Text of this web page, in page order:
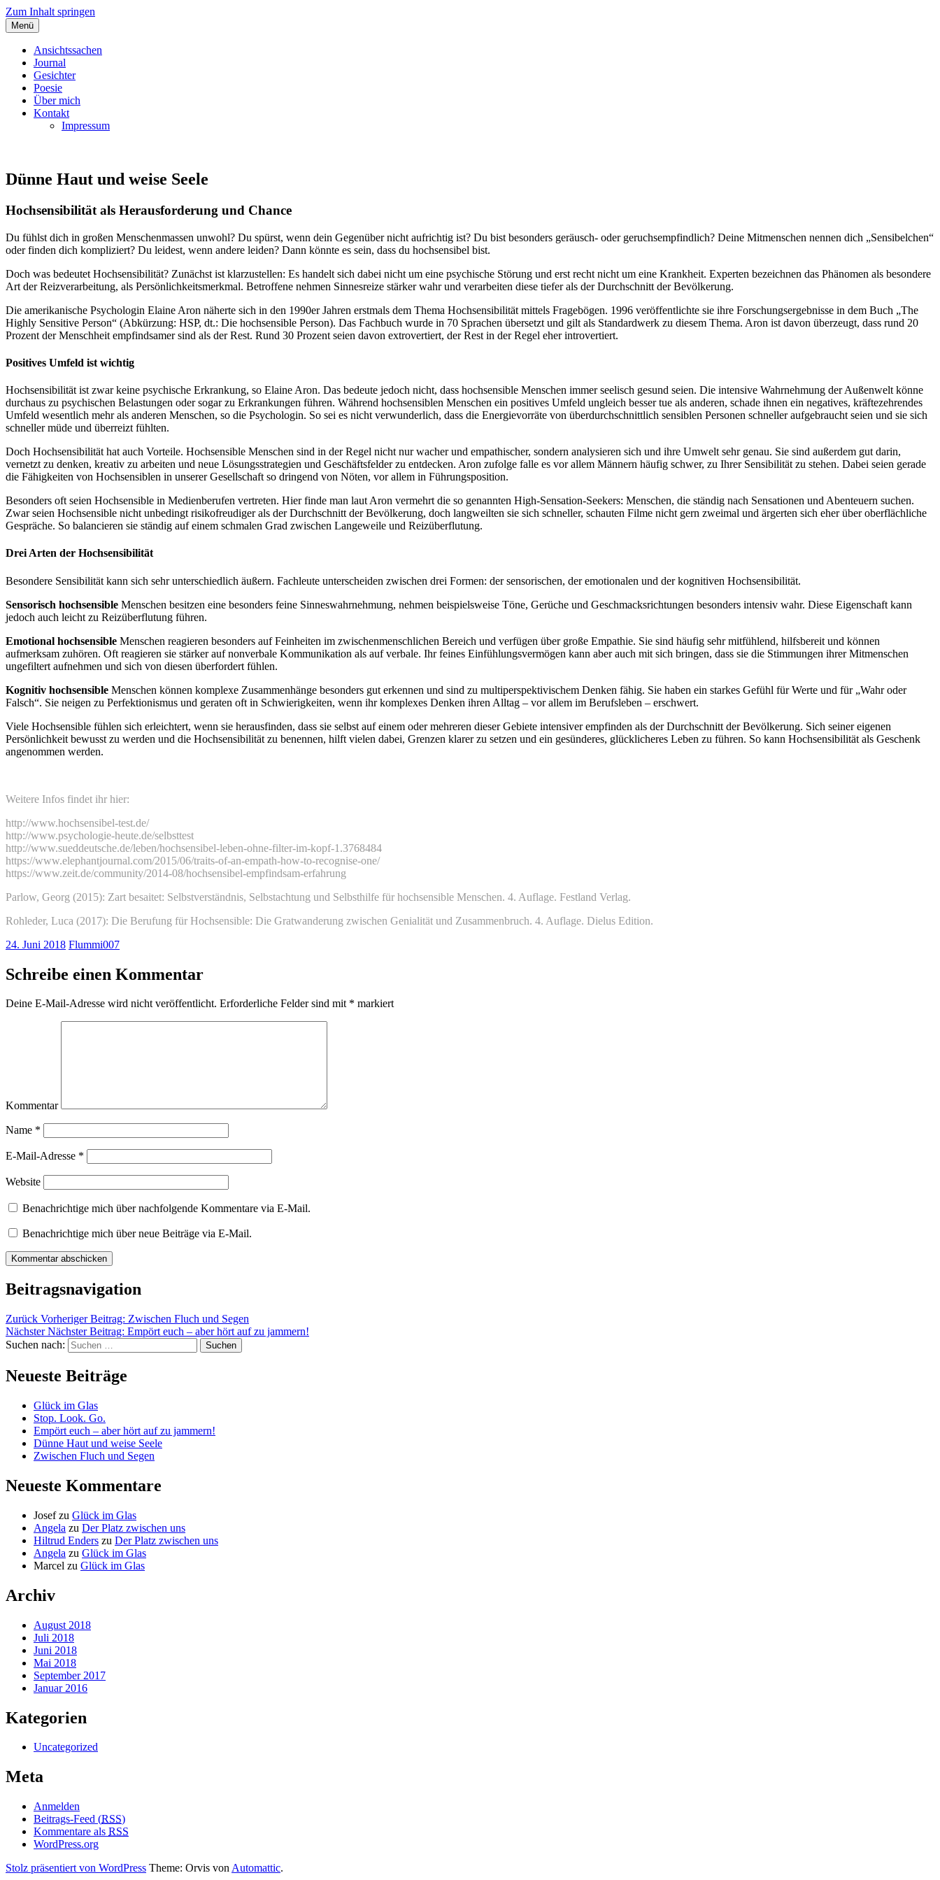
Zum Inhalt springen
Angelas Ansichtssachen
Menü
Ansichtssachen
Journal
Gesichter
Poesie
Über mich
Kontakt
Impressum
Dünne Haut und weise Seele
Hochsensibilität als Herausforderung und Chance
Du fühlst dich in großen Menschenmassen unwohl? Du spürst, wenn dein Gegenüber nicht aufrichtig ist? Du bist besonders geräusch- oder geruchsempfindlich? Deine Mitmenschen nennen dich „Sensibelchen“
oder finden dich kompliziert? Du leidest, wenn andere leiden? Dann könnte es sein, dass du hochsensibel bist.
Doch was bedeutet Hochsensibilität? Zunächst ist klarzustellen: Es handelt sich dabei nicht um eine psychische Störung und erst recht nicht um eine Krankheit. Experten bezeichnen das Phänomen als besondere
Art der Reizverarbeitung, als Persönlichkeitsmerkmal. Betroffene nehmen Sinnesreize stärker wahr und verarbeiten diese tiefer als der Durchschnitt der Bevölkerung.
Die amerikanische Psychologin Elaine Aron näherte sich in den 1990er Jahren erstmals dem Thema Hochsensibilität mittels Fragebögen. 1996 veröffentlichte sie ihre Forschungsergebnisse in dem Buch „The
Highly Sensitive Person“ (Abkürzung: HSP, dt.: Die hochsensible Person). Das Fachbuch wurde in 70 Sprachen übersetzt und gilt als Standardwerk zu diesem Thema. Aron ist davon überzeugt, dass rund 20
Prozent der Menschheit empfindsamer sind als der Rest. Rund 30 Prozent seien davon extrovertiert, der Rest in der Regel eher introvertiert.
Positives Umfeld ist wichtig
Hochsensibilität ist zwar keine psychische Erkrankung, so Elaine Aron. Das bedeute jedoch nicht, dass hochsensible Menschen immer seelisch gesund seien. Die intensive Wahrnehmung der Außenwelt könne
durchaus zu psychischen Belastungen oder sogar zu Erkrankungen führen. Während hochsensiblen Menschen ein positives Umfeld ungleich besser tue als anderen, schade ihnen ein negatives, kräftezehrendes
Umfeld wesentlich mehr als anderen Menschen, so die Psychologin. So sei es nicht verwunderlich, dass die Energievorräte von überdurchschnittlich sensiblen Personen schneller aufgebraucht seien und sie sich
schneller müde und überreizt fühlten.
Doch Hochsensibilität hat auch Vorteile. Hochsensible Menschen sind in der Regel nicht nur wacher und empathischer, sondern analysieren sich und ihre Umwelt sehr genau. Sie sind außerdem gut darin,
vernetzt zu denken, kreativ zu arbeiten und neue Lösungsstrategien und Geschäftsfelder zu entdecken. Aron zufolge falle es vor allem Männern häufig schwer, zu Ihrer Sensibilität zu stehen. Dabei seien gerade
die Fähigkeiten von Hochsensiblen in unserer Gesellschaft so dringend von Nöten, vor allem in Führungsposition.
Besonders oft seien Hochsensible in Medienberufen vertreten. Hier finde man laut Aron vermehrt die so genannten High-Sensation-Seekers: Menschen, die ständig nach Sensationen und Abenteuern suchen.
Zwar seien Hochsensible nicht unbedingt risikofreudiger als der Durchschnitt der Bevölkerung, doch langweilten sie sich schneller, schauten Filme nicht gern zweimal und ärgerten sich eher über oberflächliche
Gespräche. So balancieren sie ständig auf einem schmalen Grad zwischen Langeweile und Reizüberflutung.
Drei Arten der Hochsensibilität
Besondere Sensibilität kann sich sehr unterschiedlich äußern. Fachleute unterscheiden zwischen drei Formen: der sensorischen, der emotionalen und der kognitiven Hochsensibilität.
Sensorisch hochsensible Menschen besitzen eine besonders feine Sinneswahrnehmung, nehmen beispielsweise Töne, Gerüche und Geschmacksrichtungen besonders intensiv wahr. Diese Eigenschaft kann
jedoch auch leicht zu Reizüberflutung führen.
Emotional hochsensible Menschen reagieren besonders auf Feinheiten im zwischenmenschlichen Bereich und verfügen über große Empathie. Sie sind häufig sehr mitfühlend, hilfsbereit und können
aufmerksam zuhören. Oft reagieren sie stärker auf nonverbale Kommunikation als auf verbale. Ihr feines Einfühlungsvermögen kann aber auch mit sich bringen, dass sie die Stimmungen ihrer Mitmenschen
ungefiltert aufnehmen und sich von diesen überfordert fühlen.
Kognitiv hochsensible Menschen können komplexe Zusammenhänge besonders gut erkennen und sind zu multiperspektivischem Denken fähig. Sie haben ein starkes Gefühl für Werte und für „Wahr oder
Falsch“. Sie neigen zu Perfektionismus und geraten oft in Schwierigkeiten, wenn ihr komplexes Denken ihren Alltag – vor allem im Berufsleben – erschwert.
Viele Hochsensible fühlen sich erleichtert, wenn sie herausfinden, dass sie selbst auf einem oder mehreren dieser Gebiete intensiver empfinden als der Durchschnitt der Bevölkerung. Sich seiner eigenen
Persönlichkeit bewusst zu werden und die Hochsensibilität zu benennen, hilft vielen dabei, Grenzen klarer zu setzen und ein gesünderes, glücklicheres Leben zu führen. So kann Hochsensibilität als Geschenk
angenommen werden.
Weitere Infos findet ihr hier:
http://www.hochsensibel-test.de/
http://www.psychologie-heute.de/selbsttest
http://www.sueddeutsche.de/leben/hochsensibel-leben-ohne-filter-im-kopf-1.3768484
https://www.elephantjournal.com/2015/06/traits-of-an-empath-how-to-recognise-one/
https://www.zeit.de/community/2014-08/hochsensibel-empfindsam-erfahrung
Parlow, Georg (2015): Zart besaitet: Selbstverständnis, Selbstachtung und Selbsthilfe für hochsensible Menschen. 4. Auflage. Festland Verlag.
Rohleder, Luca (2017): Die Berufung für Hochsensible: Die Gratwanderung zwischen Genialität und Zusammenbruch. 4. Auflage. Dielus Edition.
24. Juni 2018 Flummi007
Schreibe einen Kommentar
Deine E-Mail-Adresse wird nicht veröffentlicht. Erforderliche Felder sind mit * markiert
Kommentar
Name *
E-Mail-Adresse *
Website
Benachrichtige mich über nachfolgende Kommentare via E-Mail.
Benachrichtige mich über neue Beiträge via E-Mail.
Beitragsnavigation
Zurück Vorheriger Beitrag: Zwischen Fluch und Segen
Nächster Nächster Beitrag: Empört euch – aber hört auf zu jammern!
Suchen nach:
Neueste Beiträge
Glück im Glas
Stop. Look. Go.
Empört euch – aber hört auf zu jammern!
Dünne Haut und weise Seele
Zwischen Fluch und Segen
Neueste Kommentare
Josefzu Glück im Glas
Angela zu Der Platz zwischen uns
Hiltrud Enders zu Der Platz zwischen uns
Angela zu Glück im Glas
Marcel zu Glück im Glas
Archiv
August 2018
Juli 2018
Juni 2018
Mai 2018
September 2017
Januar 2016
Kategorien
Uncategorized
Meta
Anmelden
Beitrags-Feed (RSS)
Kommentare als RSS
WordPress.org
Stolz präsentiert von WordPress Theme: Orvis von Automattic.